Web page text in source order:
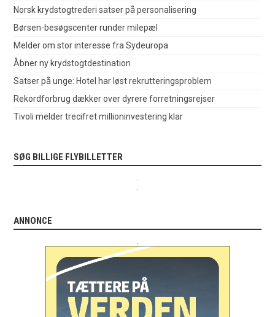
Norsk krydstogtrederi satser på personalisering
Børsen-besøgscenter runder milepæl
Melder om stor interesse fra Sydeuropa
Åbner ny krydstogtdestination
Satser på unge: Hotel har løst rekrutteringsproblem
Rekordforbrug dækker over dyrere forretningsrejser
Tivoli melder trecifret millioninvestering klar
SØG BILLIGE FLYBILLETTER
ANNONCE